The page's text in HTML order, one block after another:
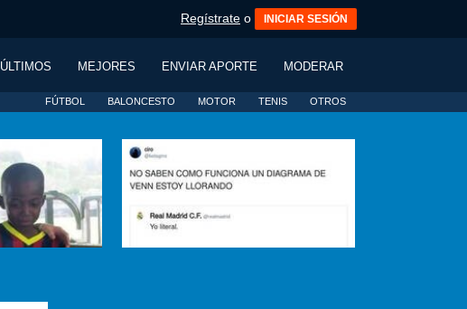
Regístrate o INICIAR SESIÓN
ÚLTIMOS MEJORES ENVIAR APORTE MODERAR
FÚTBOL BALONCESTO MOTOR TENIS OTROS